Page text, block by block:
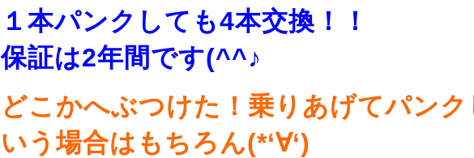
１本パンクしても4本交換！！
保証は2年間です(^^♪
どこかへぶつけた！乗りあげてパン
いう場合はもちろん(*‘∀‘)